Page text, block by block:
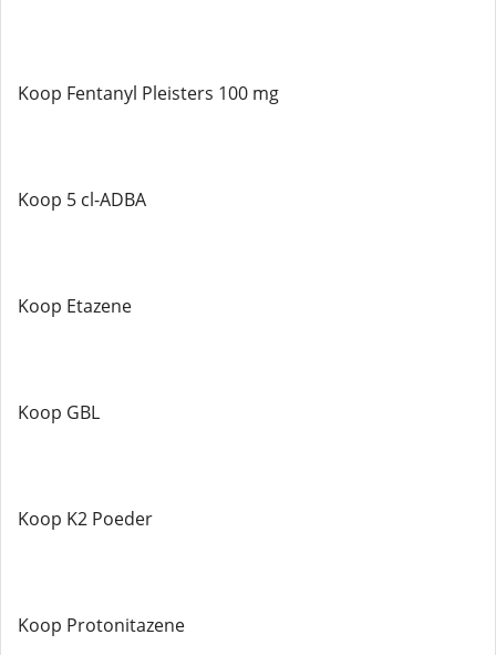
Koop Fentanyl Pleisters 100 mg
Koop 5 cl-ADBA
Koop Etazene
Koop GBL
Koop K2 Poeder
Koop Protonitazene